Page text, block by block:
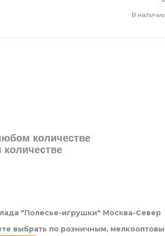
В наличии
количестве
"Полесье-игрушки" Москва-Север
выбрать по розничным,